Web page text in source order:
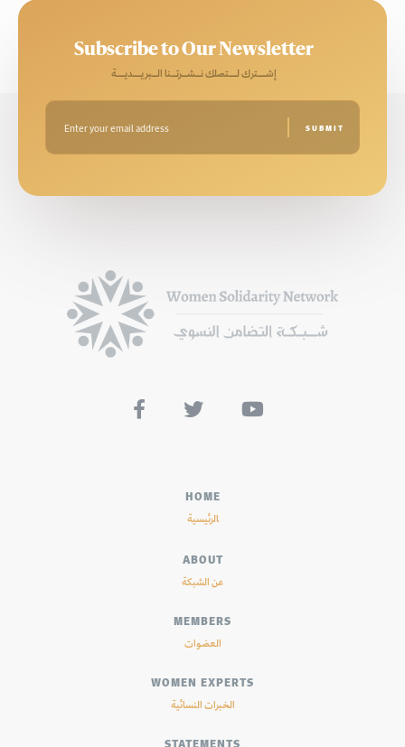
Subscribe to Our Newsletter
إشـــترك لـــتصلك نــشــرتــنا الــبريـــديـــة
  
HOME
الرئيسية
ABOUT
عن الشبكة
MEMBERS
العضوات
WOMEN EXPERTS
الخبرات النسائية
STATEMENTS